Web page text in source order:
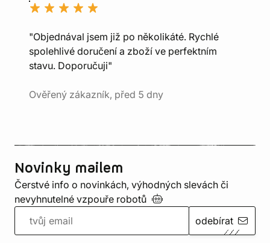
"Objednával jsem již po několikáté. Rychlé
spolehlivé doručení a zboží ve perfektním
stavu. Doporučuji"
Ověřený zákazník, před 5 dny
Novinky mailem
Čerstvé info o novinkách, výhodných slevách či
nevyhnutelné vzpouře robotů
odebírat